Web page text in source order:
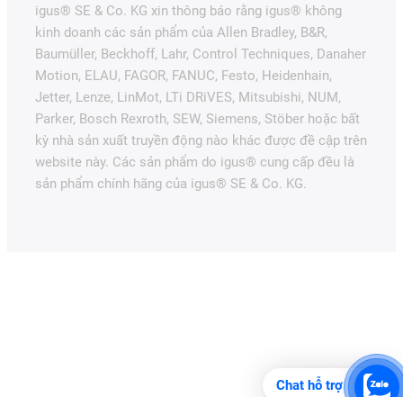
igus® SE & Co. KG xin thông báo rằng igus® không
kinh doanh các sản phẩm của Allen Bradley, B&R,
Baumüller, Beckhoff, Lahr, Control Techniques, Danaher
Motion, ELAU, FAGOR, FANUC, Festo, Heidenhain,
Jetter, Lenze, LinMot, LTi DRiVES, Mitsubishi, NUM,
Parker, Bosch Rexroth, SEW, Siemens, Stöber hoặc bất
kỳ nhà sản xuất truyền động nào khác được đề cập trên
website này. Các sản phẩm do igus® cung cấp đều là
sản phẩm chính hãng của igus® SE & Co. KG.
Chat hỗ trợ